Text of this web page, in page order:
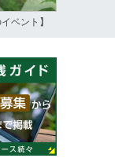
ベント】